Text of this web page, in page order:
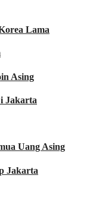
Lama
Asing
Jakarta
Uang Asing
Jakarta